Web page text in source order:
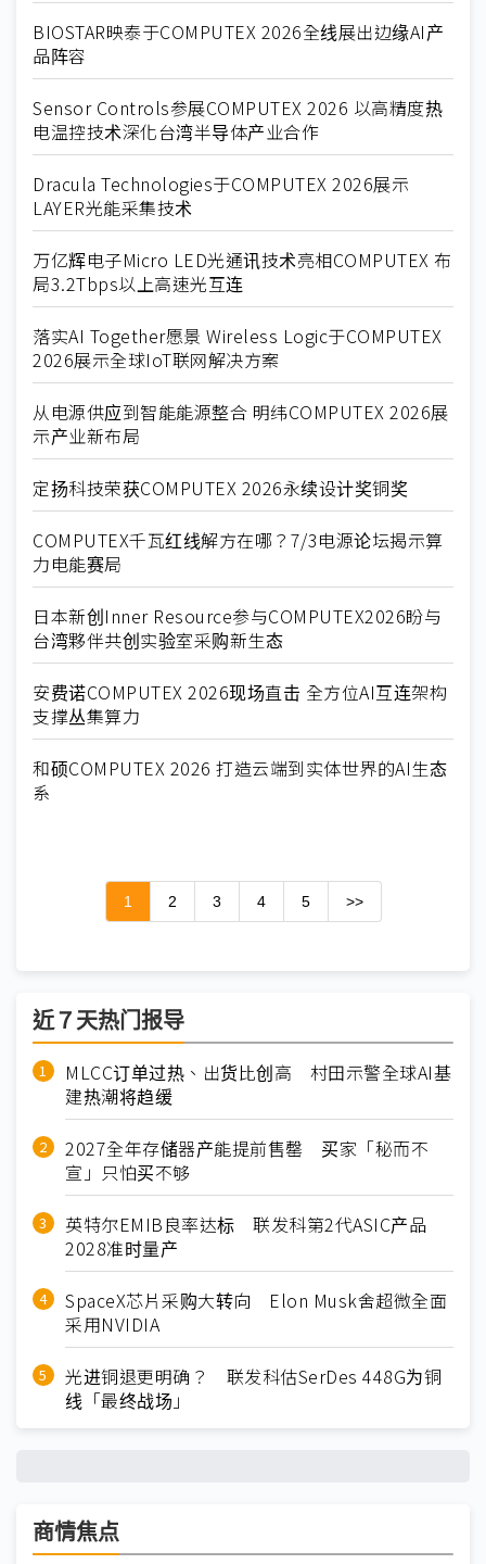
BIOSTAR映泰于COMPUTEX 2026全线展出边缘AI产
品阵容
Sensor Controls参展COMPUTEX 2026 以高精度热
电温控技术深化台湾半导体产业合作
Dracula Technologies于COMPUTEX 2026展示
LAYER光能采集技术
万亿辉电子Micro LED光通讯技术亮相COMPUTEX 布
局3.2Tbps以上高速光互连
落实AI Together愿景 Wireless Logic于COMPUTEX
2026展示全球IoT联网解决方案
从电源供应到智能能源整合 明纬COMPUTEX 2026展
示产业新布局
定扬科技荣获COMPUTEX 2026永续设计奖铜奖
COMPUTEX千瓦红线解方在哪？7/3电源论坛揭示算
力电能赛局
日本新创Inner Resource参与COMPUTEX2026盼与
台湾夥伴共创实验室采购新生态
安费诺COMPUTEX 2026现场直击 全方位AI互连架构
支撑丛集算力
和硕COMPUTEX 2026 打造云端到实体世界的AI生态
系
1 2 3 4 5 >>
近７天热门报导
MLCC订单过热、出货比创高 村田示警全球AI基
建热潮将趋缓
2027全年存储器产能提前售罄 买家「秘而不
宣」只怕买不够
英特尔EMIB良率达标 联发科第2代ASIC产品
2028准时量产
SpaceX芯片采购大转向 Elon Musk舍超微全面
采用NVIDIA
光进铜退更明确？ 联发科估SerDes 448G为铜
线「最终战场」
商情焦点